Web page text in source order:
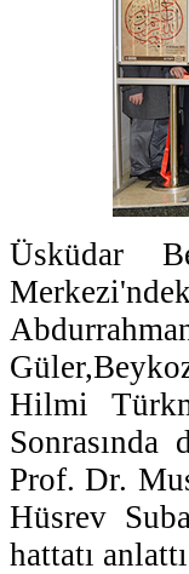
Üsküdar
Hilmi
Prof. Dr.
Hüsrev
hattatı